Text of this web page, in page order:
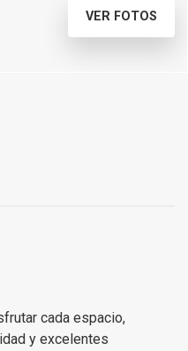
VER FOTOS
cada espacio,
y excelentes